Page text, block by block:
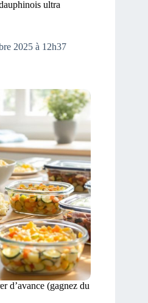
ultra
2025 à 12h37
d’avance (gagnez du